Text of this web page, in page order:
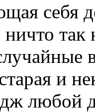
себя
так
и
любой